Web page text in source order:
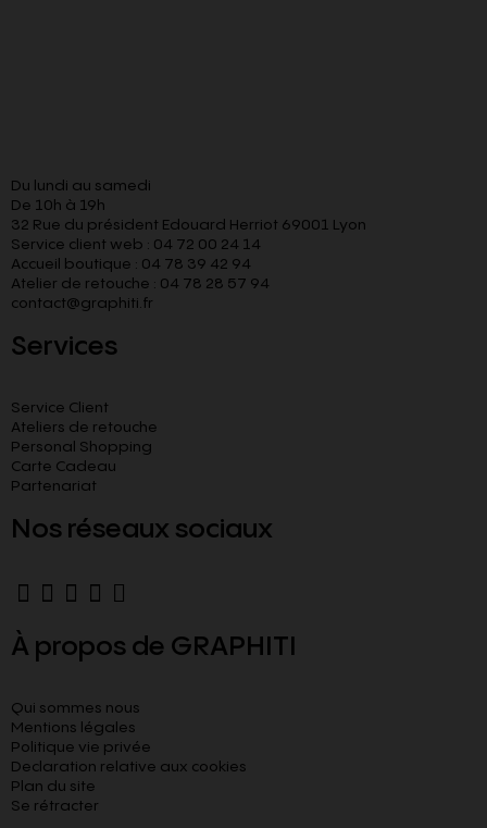
Du lundi au samedi
De 10h à 19h
32 Rue du président Edouard Herriot 69001 Lyon
Service client web : 04 72 00 24 14
Accueil boutique : 04 78 39 42 94
Atelier de retouche : 04 78 28 57 94
contact@graphiti.fr
Services
Service Client
Ateliers de retouche
Personal Shopping
Carte Cadeau
Partenariat
Nos réseaux sociaux
À propos de GRAPHITI
Qui sommes nous
Mentions légales
Politique vie privée
Declaration relative aux cookies​
Plan du site
Se rétracter